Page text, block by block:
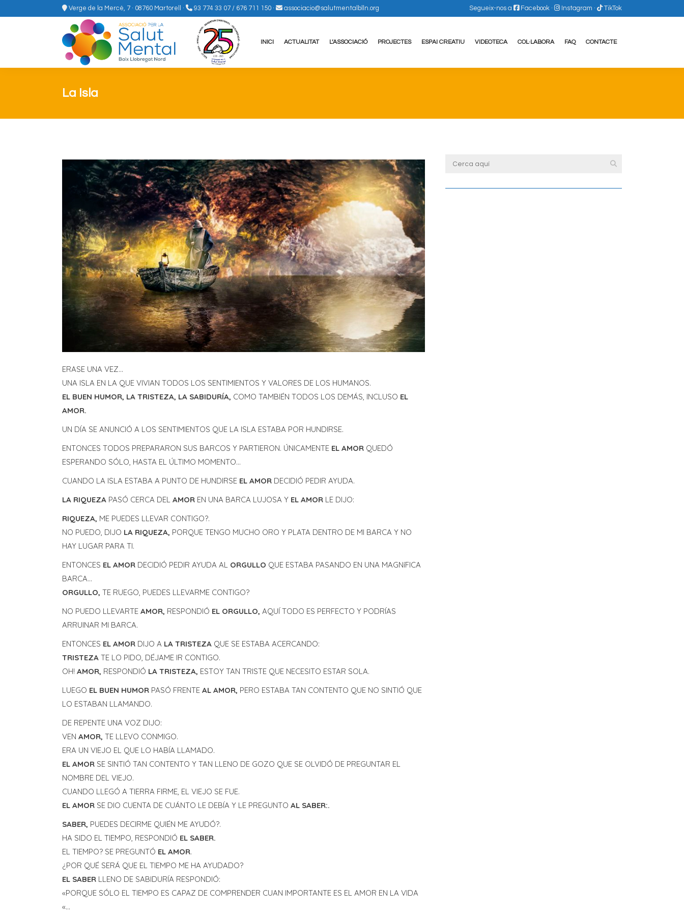
Verge de la Mercè, 7 · 08760 Martorell · 93 774 33 07 / 676 711 150 · associacio@salutmentalblln.org Segueix-nos a Facebook · Instagram · TikTok
INICI ACTUALITAT L’ASSOCIACIÓ PROJECTES ESPAI CREATIU VIDEOTECA COL·LABORA FAQ CONTACTE
La Isla
ERASE UNA VEZ…
UNA ISLA EN LA QUE VIVIAN TODOS LOS SENTIMIENTOS Y VALORES DE LOS HUMANOS.
EL BUEN HUMOR, LA TRISTEZA, LA SABIDURÍA, COMO TAMBIÉN TODOS LOS DEMÁS, INCLUSO EL
AMOR.
UN DÍA SE ANUNCIÓ A LOS SENTIMIENTOS QUE LA ISLA ESTABA POR HUNDIRSE.
ENTONCES TODOS PREPARARON SUS BARCOS Y PARTIERON. ÚNICAMENTE EL AMOR QUEDÓ
ESPERANDO SÓLO, HASTA EL ÚLTIMO MOMENTO…
CUANDO LA ISLA ESTABA A PUNTO DE HUNDIRSE EL AMOR DECIDIÓ PEDIR AYUDA.
LA RIQUEZA PASÓ CERCA DEL AMOR EN UNA BARCA LUJOSA Y EL AMOR LE DIJO:
RIQUEZA, ME PUEDES LLEVAR CONTIGO?.
NO PUEDO, DIJO LA RIQUEZA, PORQUE TENGO MUCHO ORO Y PLATA DENTRO DE MI BARCA Y NO
HAY LUGAR PARA TI.
ENTONCES EL AMOR DECIDIÓ PEDIR AYUDA AL ORGULLO QUE ESTABA PASANDO EN UNA MAGNíFICA
BARCA…
ORGULLO, TE RUEGO, PUEDES LLEVARME CONTIGO?
NO PUEDO LLEVARTE AMOR, RESPONDIÓ EL ORGULLO, AQUÍ TODO ES PERFECTO Y PODRÍAS
ARRUINAR MI BARCA.
ENTONCES EL AMOR DIJO A LA TRISTEZA QUE SE ESTABA ACERCANDO:
TRISTEZA TE LO PIDO, DÉJAME IR CONTIGO.
OH! AMOR, RESPONDIÓ LA TRISTEZA, ESTOY TAN TRISTE QUE NECESITO ESTAR SOLA.
LUEGO EL BUEN HUMOR PASÓ FRENTE AL AMOR, PERO ESTABA TAN CONTENTO QUE NO SINTIÓ QUE
LO ESTABAN LLAMANDO.
DE REPENTE UNA VOZ DIJO:
VEN AMOR, TE LLEVO CONMIGO.
ERA UN VIEJO EL QUE LO HABÍA LLAMADO.
EL AMOR SE SINTIÓ TAN CONTENTO Y TAN LLENO DE GOZO QUE SE OLVIDÓ DE PREGUNTAR EL
NOMBRE DEL VIEJO.
CUANDO LLEGÓ A TIERRA FIRME, EL VIEJO SE FUE.
EL AMOR SE DIO CUENTA DE CUÁNTO LE DEBÍA Y LE PREGUNTO AL SABER:.
SABER, PUEDES DECIRME QUIÉN ME AYUDÓ?.
HA SIDO EL TIEMPO, RESPONDIÓ EL SABER.
EL TIEMPO? SE PREGUNTÓ EL AMOR.
¿POR QUÉ SERÁ QUE EL TIEMPO ME HA AYUDADO?
EL SABER LLENO DE SABIDURÍA RESPONDIÓ:
«PORQUE SÓLO EL TIEMPO ES CAPAZ DE COMPRENDER CUAN IMPORTANTE ES EL AMOR EN LA VIDA
«…